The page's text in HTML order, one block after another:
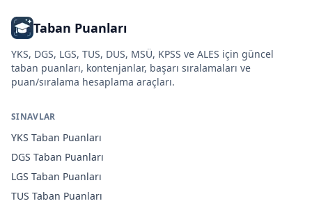
Taban Puanları
YKS, DGS, LGS, TUS, DUS, MSÜ, KPSS ve ALES için güncel
taban puanları, kontenjanlar, başarı sıralamaları ve
puan/sıralama hesaplama araçları.
SINAVLAR
YKS Taban Puanları
DGS Taban Puanları
LGS Taban Puanları
TUS Taban Puanları